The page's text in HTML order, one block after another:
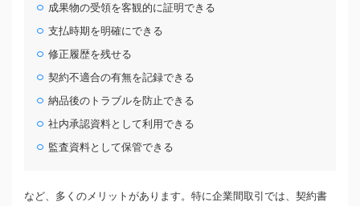
成果物の受領を客観的に証明できる
支払時期を明確にできる
修正履歴を残せる
契約不適合の有無を記録できる
納品後のトラブルを防止できる
社内承認資料として利用できる
監査資料として保管できる
など、多くのメリットがあります。特に企業間取引では、契約書